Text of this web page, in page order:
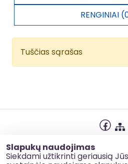
Slapukų naudojimas
Siekdami užtikrinti geriausią
RENGINIAI
Tuščias sąrašas
Slapukų naudojimas